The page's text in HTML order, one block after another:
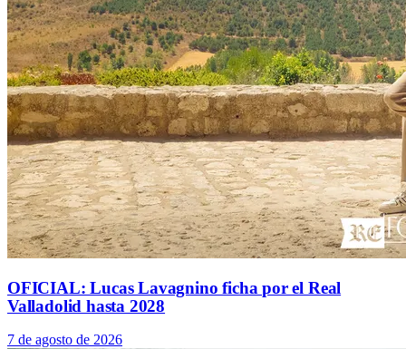
OFICIAL: Lucas Lavagnino ficha por el Real
Valladolid hasta 2028
7 de agosto de 2026